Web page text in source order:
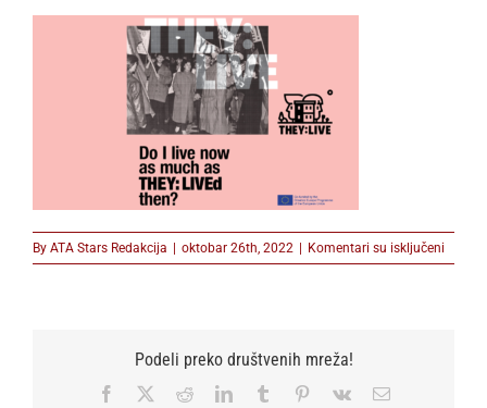
By ATA Stars Redakcija | oktobar 26th, 2022 | Komentari su isključeni
Vizual
Podeli preko društvenih mreža!
Facebook RedditLinkedInTumblr Pinterest
Vk Email